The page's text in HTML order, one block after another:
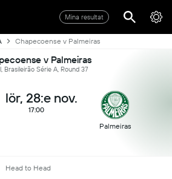
Mina resultat
Chapecoense v Palmeiras
v Palmeiras
Brasileirão Série A, Round 37
lör, 28:e nov.
17:00
Palmeiras
Head to Head